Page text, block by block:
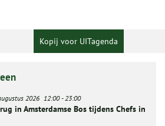
Kopij voor UITagenda
2026 12:00-23:00
in Amsterdamse Bos tijdens Chefs in